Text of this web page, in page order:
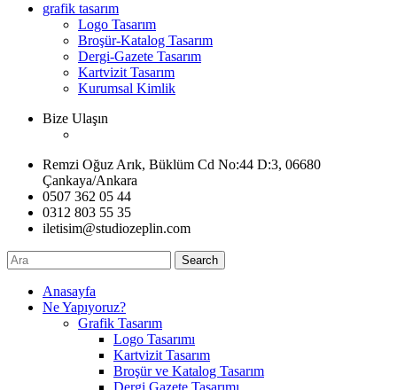
grafik tasarım
Logo Tasarım
Broşür-Katalog Tasarım
Dergi-Gazete Tasarım
Kartvizit Tasarım
Kurumsal Kimlik
Bize Ulaşın
Remzi Oğuz Arık, Büklüm Cd No:44 D:3, 06680
Çankaya/Ankara
0507 362 05 44
0312 803 55 35
iletisim@studiozeplin.com
Search
Anasayfa
Ne Yapıyoruz?
Grafik Tasarım
Logo Tasarımı
Kartvizit Tasarım
Broşür ve Katalog Tasarım